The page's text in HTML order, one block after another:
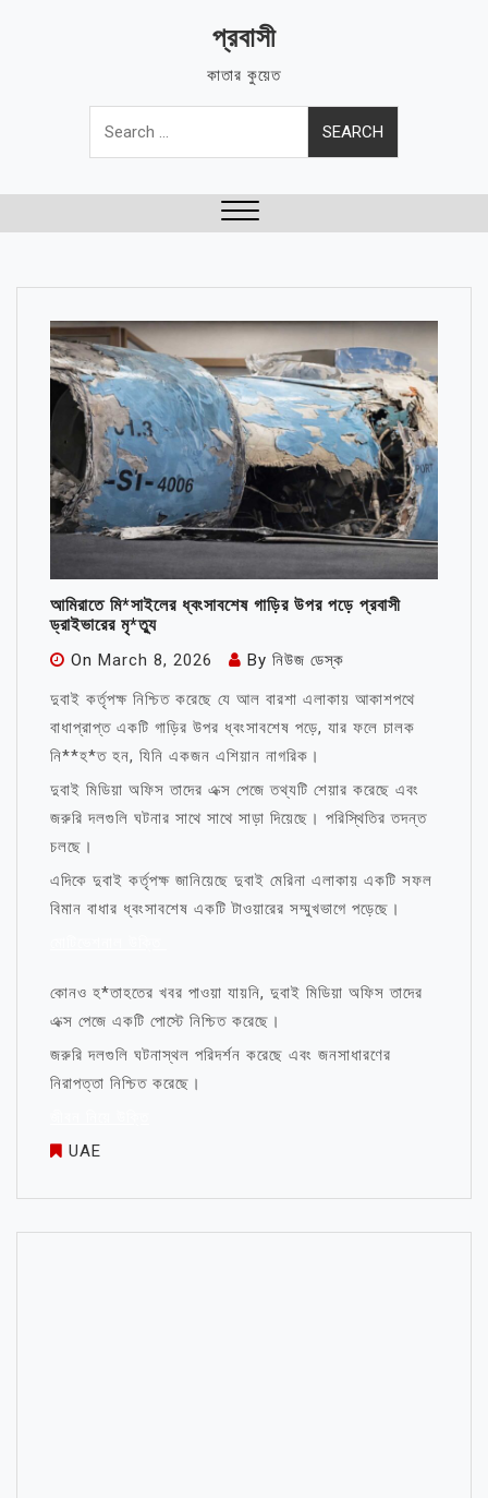
প্রবাসী
কাতার কুয়েত
Search
for:
আমিরাতে মি*সাইলের ধ্বংসাবশেষ গাড়ির উপর পড়ে প্রবাসী
ড্রাইভারের মৃ*ত্যু
On March 8, 2026 By নিউজ ডেস্ক
দুবাই কর্তৃপক্ষ নিশ্চিত করেছে যে আল বারশা এলাকায় আকাশপথে
বাধাপ্রাপ্ত একটি গাড়ির উপর ধ্বংসাবশেষ পড়ে, যার ফলে চালক
নি**হ*ত হন, যিনি একজন এশিয়ান নাগরিক।
দুবাই মিডিয়া অফিস তাদের এক্স পেজে তথ্যটি শেয়ার করেছে এবং
জরুরি দলগুলি ঘটনার সাথে সাথে সাড়া দিয়েছে। পরিস্থিতির তদন্ত
চলছে।
এদিকে দুবাই কর্তৃপক্ষ জানিয়েছে দুবাই মেরিনা এলাকায় একটি সফল
বিমান বাধার ধ্বংসাবশেষ একটি টাওয়ারের সম্মুখভাগে পড়েছে।
কোনও হ*তাহতের খবর পাওয়া যায়নি, দুবাই মিডিয়া অফিস তাদের
এক্স পেজে একটি পোস্টে নিশ্চিত করেছে।
জরুরি দলগুলি ঘটনাস্থল পরিদর্শন করেছে এবং জনসাধারণের
নিরাপত্তা নিশ্চিত করেছে।
UAE